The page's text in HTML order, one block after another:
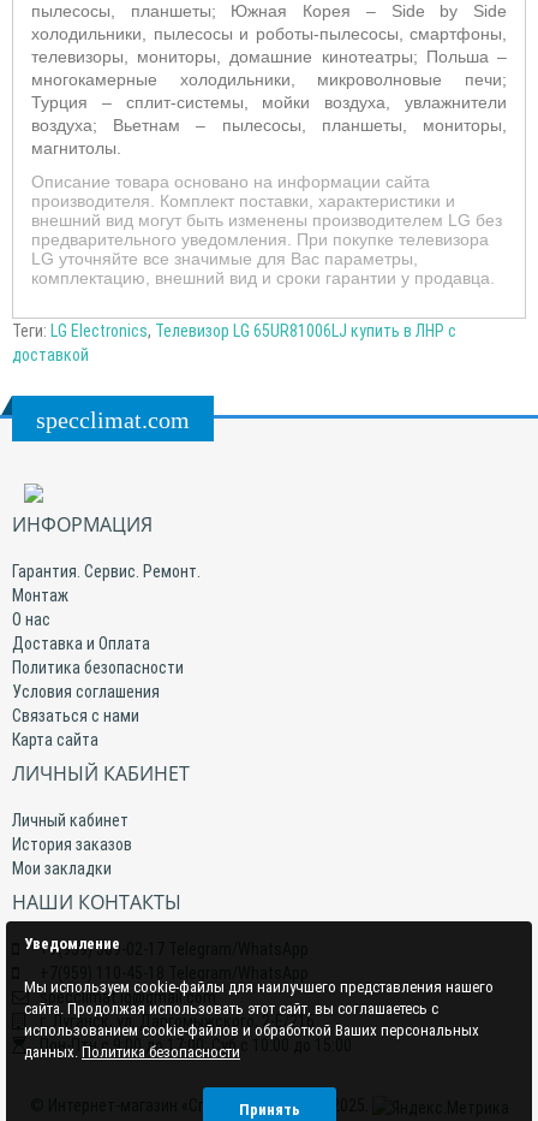
пылесосы, планшеты; Южная Корея – Side by Side
холодильники, пылесосы и роботы-пылесосы, смартфоны,
телевизоры, мониторы, домашние кинотеатры; Польша –
многокамерные холодильники, микроволновые печи;
Турция – сплит-системы, мойки воздуха, увлажнители
воздуха; Вьетнам – пылесосы, планшеты, мониторы,
магнитолы.
Описание товара основано на информации сайта
производителя. Комплект поставки, характеристики и
внешний вид могут быть изменены производителем LG без
предварительного уведомления. При покупке телевизора
LG уточняйте все значимые для Вас параметры,
комплектацию, внешний вид и сроки гарантии у продавца.
Теги: LG Electronics, Телевизор LG 65UR81006LJ купить в ЛНР с
доставкой
specclimat.com
ИНФОРМАЦИЯ
Гарантия. Сервис. Ремонт.
Монтаж
О нас
Доставка и Оплата
Политика безопасности
Условия соглашения
Связаться с нами
Карта сайта
ЛИЧНЫЙ КАБИНЕТ
Личный кабинет
История заказов
Мои закладки
НАШИ КОНТАКТЫ
+7(959) 509-02-17 Telegram/WhatsApp
specclimat.lg@gmail.com
г. Луганск, ул. Даргомыжского, 2-Е/216
Пон-Птн с 9:00 до 17:00; Суб с 10:00 до 15:00
© Интернет-магазин «СпецКлимат» 2015–2025.
Уведомление
Мы используем cookie-файлы для наилучшего представления нашего
сайта. Продолжая использовать этот сайт, вы соглашаетесь с
использованием cookie-файлов и обработкой Ваших персональных
данных. Политика безопасности
Принять